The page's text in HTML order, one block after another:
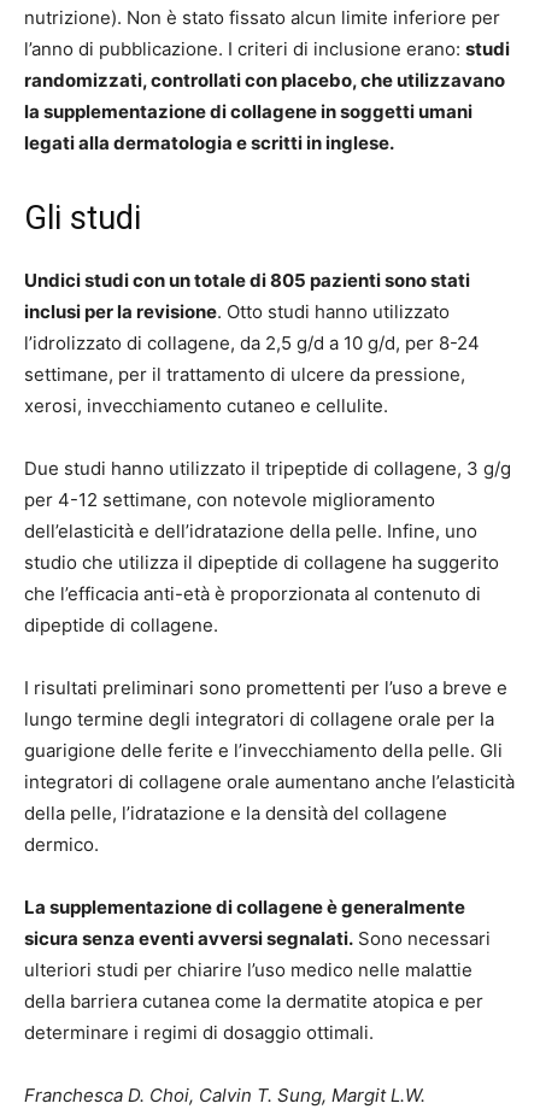
nutrizione). Non è stato fissato alcun limite inferiore per
l’anno di pubblicazione. I criteri di inclusione erano: studi
randomizzati, controllati con placebo, che utilizzavano
la supplementazione di collagene in soggetti umani
legati alla dermatologia e scritti in inglese.
Gli studi
Undici studi con un totale di 805 pazienti sono stati
inclusi per la revisione. Otto studi hanno utilizzato
l’idrolizzato di collagene, da 2,5 g/d a 10 g/d, per 8-24
settimane, per il trattamento di ulcere da pressione,
xerosi, invecchiamento cutaneo e cellulite.
Due studi hanno utilizzato il tripeptide di collagene, 3 g/g
per 4-12 settimane, con notevole miglioramento
dell’elasticità e dell’idratazione della pelle. Infine, uno
studio che utilizza il dipeptide di collagene ha suggerito
che l’efficacia anti-età è proporzionata al contenuto di
dipeptide di collagene.
I risultati preliminari sono promettenti per l’uso a breve e
lungo termine degli integratori di collagene orale per la
guarigione delle ferite e l’invecchiamento della pelle. Gli
integratori di collagene orale aumentano anche l’elasticità
della pelle, l’idratazione e la densità del collagene
dermico.
La supplementazione di collagene è generalmente
sicura senza eventi avversi segnalati. Sono necessari
ulteriori studi per chiarire l’uso medico nelle malattie
della barriera cutanea come la dermatite atopica e per
determinare i regimi di dosaggio ottimali.
Franchesca D. Choi, Calvin T. Sung, Margit L.W.